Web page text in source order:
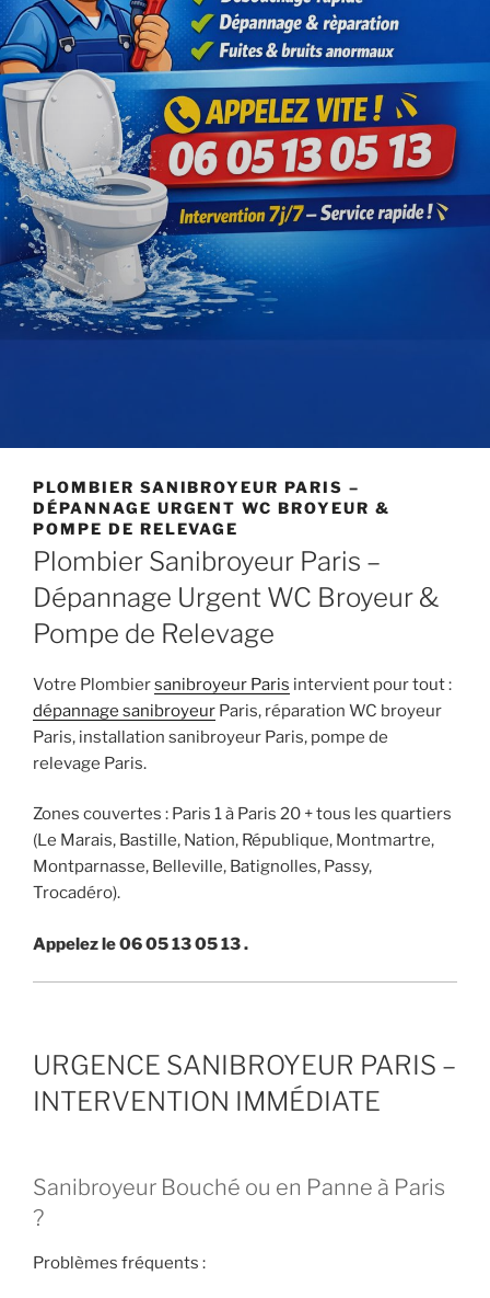
PLOMBIER SANIBROYEUR PARIS –
DÉPANNAGE URGENT WC BROYEUR &
POMPE DE RELEVAGE
Plombier Sanibroyeur Paris –
Dépannage Urgent WC Broyeur &
Pompe de Relevage
Votre Plombiersanibroyeur Paris intervient pour tout :
dépannage sanibroyeur Paris, réparation WC broyeur
Paris, installation sanibroyeur Paris, pompe de
relevage Paris.
Zones couvertes : Paris 1 à Paris 20 + tous les quartiers
(Le Marais, Bastille, Nation, République, Montmartre,
Montparnasse, Belleville, Batignolles, Passy,
Trocadéro).
Appelez le 06 05 13 05 13 .
URGENCE SANIBROYEUR PARIS –
INTERVENTION IMMÉDIATE
Sanibroyeur Bouché ou en Panne à Paris
?
Problèmes fréquents :